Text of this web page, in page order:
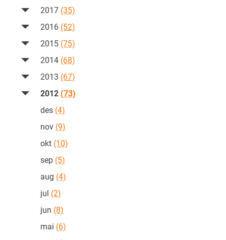
2017 (35)
2016 (52)
2015 (75)
2014 (68)
2013 (67)
2012 (73)
des (4)
nov (9)
okt (10)
sep (5)
aug (4)
jul (2)
jun (8)
mai (6)